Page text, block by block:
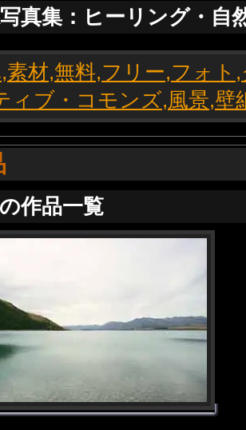
真集：ヒーリング・自
作品一覧